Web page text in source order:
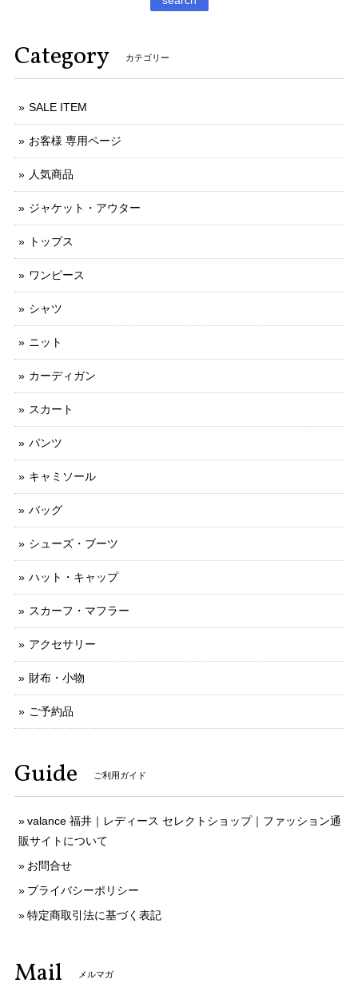
Category カテゴリー
SALE ITEM
お客様 専用ページ
人気商品
ジャケット・アウター
トップス
ワンピース
シャツ
ニット
カーディガン
スカート
パンツ
キャミソール
バッグ
シューズ・ブーツ
ハット・キャップ
スカーフ・マフラー
アクセサリー
財布・小物
ご予約品
Guide ご利用ガイド
valance 福井｜レディース セレクトショップ｜ファッション通
販サイトについて
お問合せ
プライバシーポリシー
特定商取引法に基づく表記
Mail メルマガ